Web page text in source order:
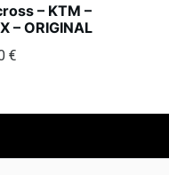
– KTM –
– ORIGINAL
€